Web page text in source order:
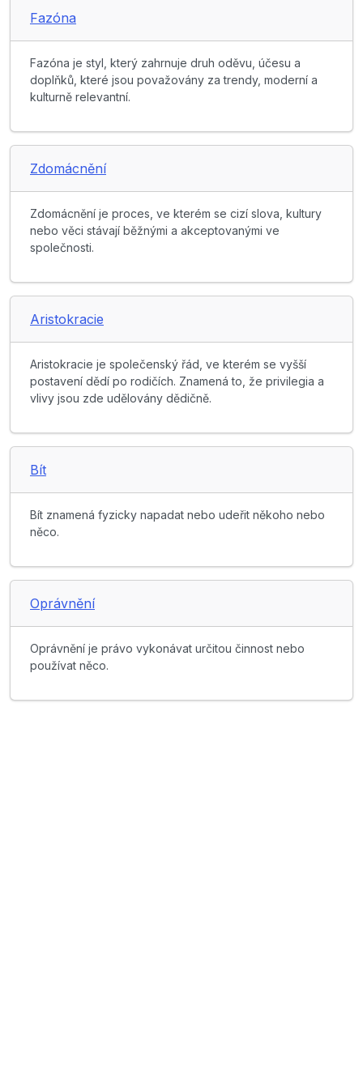
Fazóna
Fazóna je styl, který zahrnuje druh oděvu, účesu a
doplňků, které jsou považovány za trendy, moderní a
kulturně relevantní.
Zdomácnění
Zdomácnění je proces, ve kterém se cizí slova, kultury
nebo věci stávají běžnými a akceptovanými ve
společnosti.
Aristokracie
Aristokracie je společenský řád, ve kterém se vyšší
postavení dědí po rodičích. Znamená to, že privilegia a
vlivy jsou zde udělovány dědičně.
Bít
Bít znamená fyzicky napadat nebo udeřit někoho nebo
něco.
Oprávnění
Oprávnění je právo vykonávat určitou činnost nebo
používat něco.